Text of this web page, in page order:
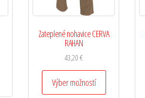
Zateplené nohavice CERVA
RAHAN
43,20€
Výber možností